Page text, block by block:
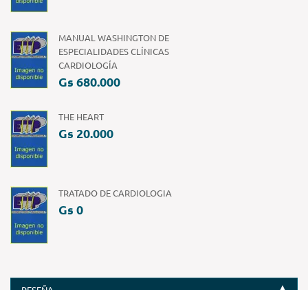
MANUAL WASHINGTON DE
ESPECIALIDADES CLÍNICAS
CARDIOLOGÍA
Gs 680.000
THE HEART
Gs 20.000
TRATADO DE CARDIOLOGIA
Gs 0